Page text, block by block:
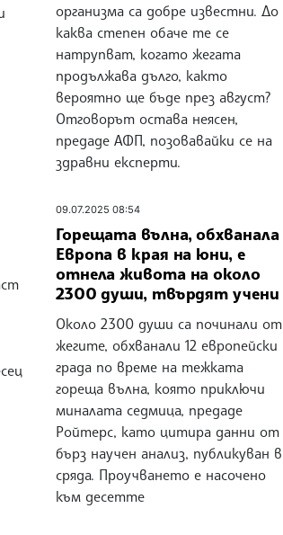
организма са добре известни. До
каква степен обаче те се
натрупват, когато жегата
продължава дълго, както
вероятно ще бъде през август?
Отговорът остава неясен,
предаде АФП, позовавайки се на
здравни експерти.
09.07.2025 08:54
Горещата вълна, обхванала
Европа в края на юни, е
отнела живота на около
2300 души, твърдят учени
Около 2300 души са починали от
жегите, обхванали 12 европейски
града по време на тежката
гореща вълна, която приключи
миналата седмица, предаде
Ройтерс, като цитира данни от
бърз научен анализ, публикуван в
сряда. Проучването е насочено
към десетте